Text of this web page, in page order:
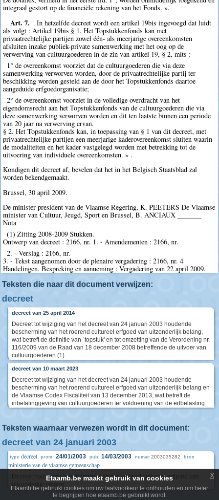
integraal gestort op de financiële rekening van het Fonds. ».
Art. 7.
In hetzelfde decreet wordt een artikel 19bis ingevoegd dat luidt
als volgt : Artikel 19bis § 1. Het Topstukkenfonds kan met
privaatrechtelijke partijen zowel één- als meerjarige overeenkomsten
afsluiten inzake publiek-private samenwerking met het oog op de
verwerving van cultuurgoederen in de zin van artikel 19, § 2, mits :
1° de overeenkomst voorziet dat de cultuurgoederen die via deze
samenwerking verworven worden, door de privaatrechtelijke partij ter
beschikking worden gesteld aan de door het Topstukkenfonds daartoe
aangeduide erfgoedorganisatie;
2° de overeenkomst voorziet in de volledige overdracht van het
eigendomsrecht aan het Topstukkenfonds van de cultuurgoederen die via
deze samenwerking verworven worden en dit ten laatste binnen een periode
van 20 jaar na verwerving ervan.
§ 2. Het Topstukkenfonds kan, in toepassing van § 1 van dit decreet, met
privaatrechtelijke partijen een meerjarige kaderovereenkomst sluiten waarin
de modaliteiten en het kader vastgelegd worden met betrekking tot de
uitvoering van individuele overeenkomsten. » .
Kondigen dit decreet af, bevelen dat het in het Belgisch Staatsblad zal
worden bekendgemaakt.
Brussel, 30 april 2009.
De minister-president van de Vlaamse Regering, K. PEETERS De Vlaamse
minister van Cultuur, Jeugd, Sport en Brussel, B. ANCIAUX _______
Nota
(1) Zitting 2008-2009 Stukken.
Ontwerp van decreet : 2166, nr. 1. - Amendementen : 2166, nr.
2. - Verslag : 2166, nr.
3. - Tekst aangenomen door de plenaire vergadering : 2166, nr. 4
Handelingen. Bespreking en aanneming : Vergadering van 22 april 2009.
Teksten die naar dit document verwijzen:
decreet
decreet van 25 april 2014
Decreet tot wijziging van het decreet van 24 januari 2003 houdende
bescherming van het roerend cultureel erfgoed van uitzonderlijk belang,
wat betreft de definitie van `topstuk' en tot omzetting van de Verordening nr.
116/2009 van de Raad van 18 december 2008 betreffende de uitvoer van
cultuurgoederen (1)
decreet van 10 maart 2023
Decreet tot wijziging van het decreet van 24 januari 2003 houdende
bescherming van het roerend cultureel erfgoed van uitzonderlijk belang en
de Vlaamse Codex Fiscaliteit van 13 december 2013, wat betreft de
inbetalinggeving van cultuurgoederen ter voldoening van de erfbelasting
Teksten waarnaar verwezen wordt in dit document:
decreet van 24 januari 2003
type decreet prom. 24/01/2003 pub. 14/03/2003 numac 2003035282 bron
ministerie van de vlaamse gemeenschap
Decreet houdende bescherming van het roerend cultureel erfgoed van
uitzonderlijk belang
Etaamb.be maakt gebruik van cookies
Etaamb.be gebruikt cookies om uw taalvoorkeur te onthouden en om beter
te begrijpen hoe etaamb.be gebruikt wordt.
x